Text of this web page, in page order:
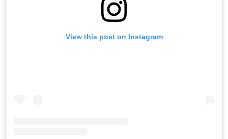
View this post on Instagram